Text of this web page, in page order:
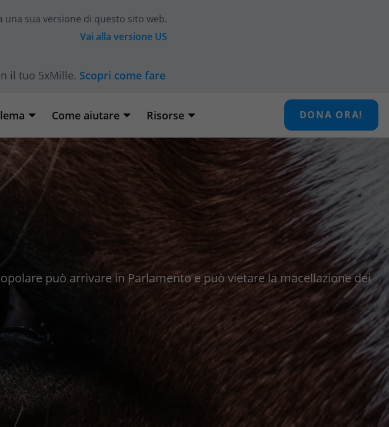
una sua versione di questo sito web.
Vai alla versione US
il tuo 5xMille. Scopri come fare
Come aiutare Risorse DONA ORA!
può arrivare in Parlamento e può vietare la macellazione dei